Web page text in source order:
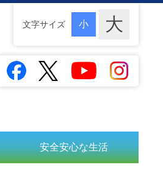
文字サイズ
安全安心な生活